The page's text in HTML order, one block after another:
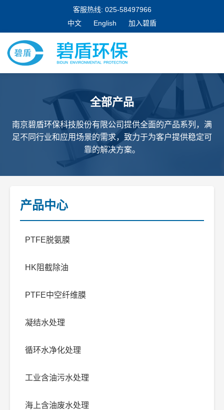
客服热线: 025-58497966
中文
English 加入碧盾
全部产品
南京碧盾环保科技股份有限公司提供全面的产品系列，满
足不同行业和应用场景的需求，致力于为客户提供稳定可
靠的解决方案。
产品中心
PTFE脱氨膜
HK阻截除油
PTFE中空纤维膜
凝结水处理
循环水净化处理
工业含油污水处理
海上含油废水处理